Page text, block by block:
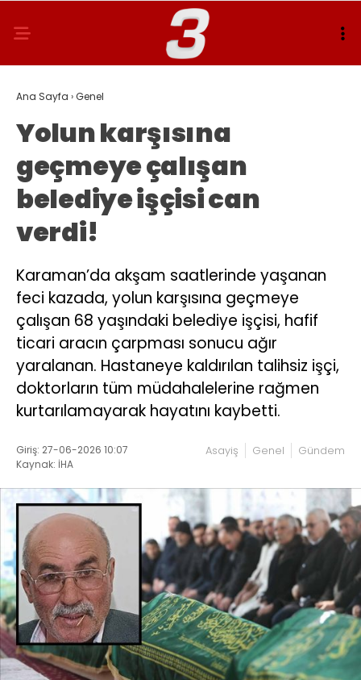
Ana Sayfa ›Genel
Yolun karşısına
geçmeye çalışan
belediye işçisi can
verdi!
Karaman’da akşam saatlerinde yaşanan
feci kazada, yolun karşısına geçmeye
çalışan 68 yaşındaki belediye işçisi, hafif
ticari aracın çarpması sonucu ağır
yaralanan. Hastaneye kaldırılan talihsiz işçi,
doktorların tüm müdahalelerine rağmen
kurtarılamayarak hayatını kaybetti.
Giriş: 27-06-2026 10:07
Kaynak: İHA
Asayiş Genel Gündem